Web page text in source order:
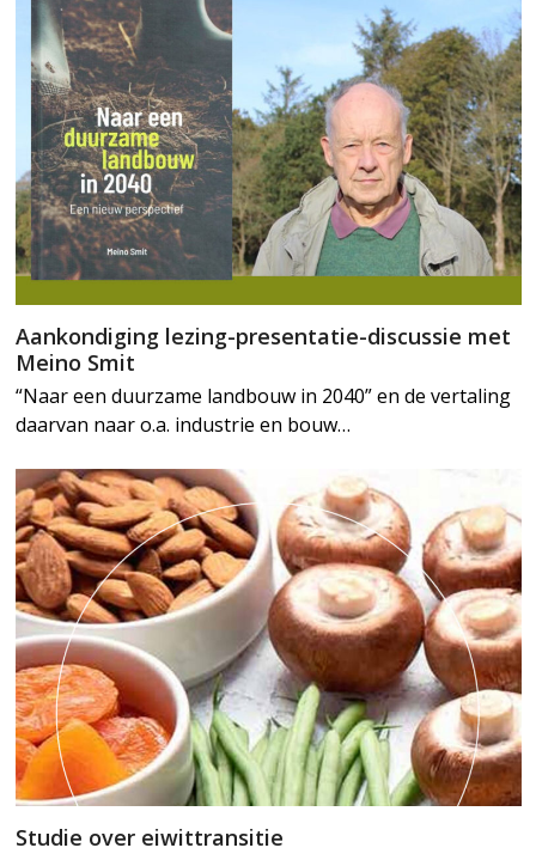
Aankondiging lezing-presentatie-discussie met
Meino Smit
“Naar een duurzame landbouw in 2040” en de vertaling
daarvan naar o.a. industrie en bouw…
Studie over eiwittransitie